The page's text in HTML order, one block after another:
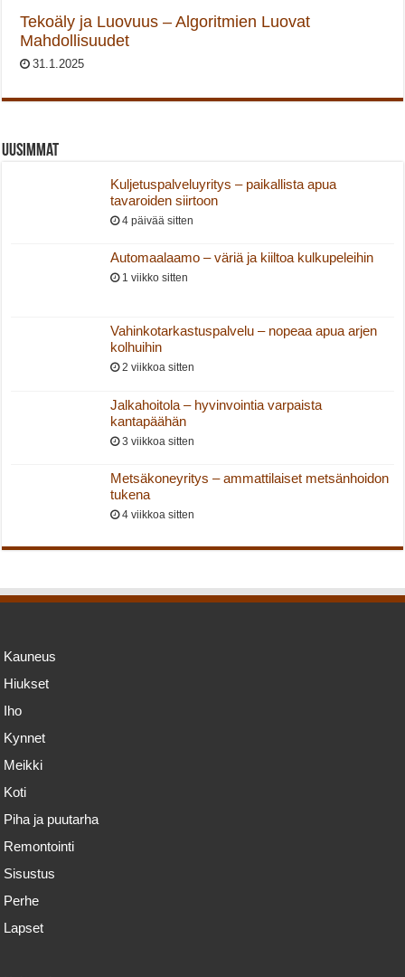
Tekoäly ja Luovuus – Algoritmien Luovat
Mahdollisuudet
31.1.2025
Uusimmat
Kuljetuspalveluyritys – paikallista apua
tavaroiden siirtoon
4 päivää sitten
Automaalaamo – väriä ja kiiltoa kulkupeleihin
1 viikko sitten
Vahinkotarkastuspalvelu – nopeaa apua arjen
kolhuihin
2 viikkoa sitten
Jalkahoitola – hyvinvointia varpaista
kantapäähän
3 viikkoa sitten
Metsäkoneyritys – ammattilaiset metsänhoidon
tukena
4 viikkoa sitten
Kauneus
Hiukset
Iho
Kynnet
Meikki
Koti
Piha ja puutarha
Remontointi
Sisustus
Perhe
Lapset